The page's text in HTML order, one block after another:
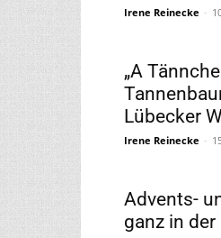
Irene Reinecke -
„A
Lübecker
Irene Reinecke -
Advents-
ganz in der